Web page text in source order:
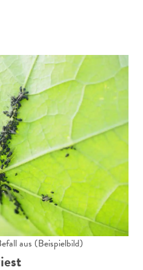
aus (Beispielbild)